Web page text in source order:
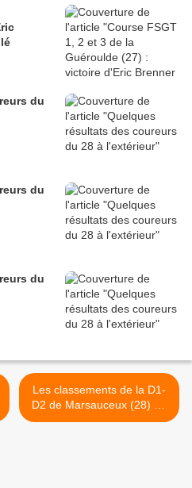
du
du
du
Les classements de la D1-
D2 de Marsauceux (28) du
10 juillet 2022 >